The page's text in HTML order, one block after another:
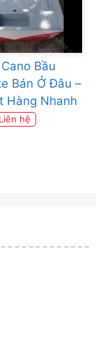
Bầu
Bán Ở Đâu –
Hàng Nhanh
Liên hệ